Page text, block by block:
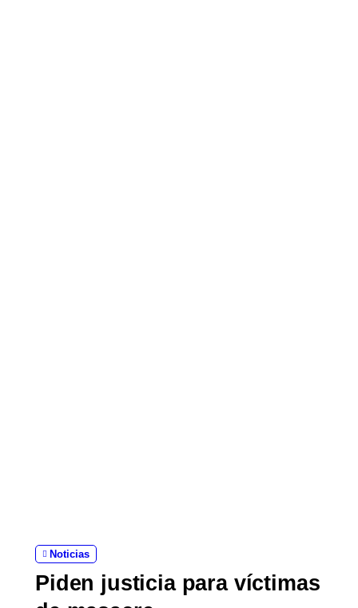
Noticias
Piden justicia para víctimas